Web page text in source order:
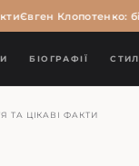
Євген Клопотенко:
БІОГРАФІЇ
ТА ЦІКАВІ ФАКТИ